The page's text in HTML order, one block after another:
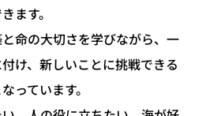
ます。
命の大切さを学びながら、一
け、新しいことに挑戦できる
っています。